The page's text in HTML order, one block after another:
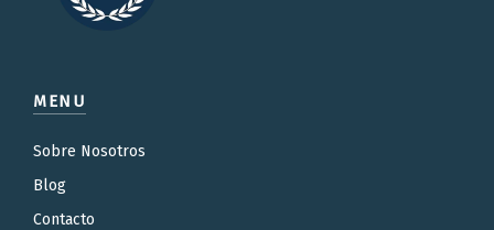
MENU
Sobre Nosotros
Blog
Contacto